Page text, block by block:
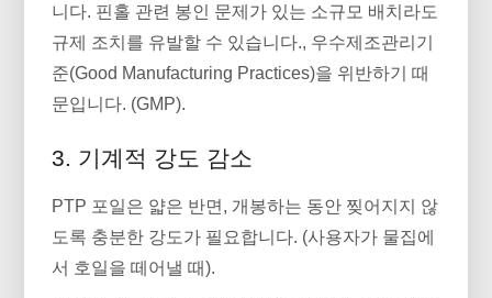
니다. 핀홀 관련 봉인 문제가 있는 소규모 배치라도
규제 조치를 유발할 수 있습니다., 우수제조관리기
준(Good Manufacturing Practices)을 위반하기 때
문입니다. (GMP).
3. 기계적 강도 감소
PTP 포일은 얇은 반면, 개봉하는 동안 찢어지지 않
도록 충분한 강도가 필요합니다. (사용자가 물집에
서 호일을 떼어낼 때).